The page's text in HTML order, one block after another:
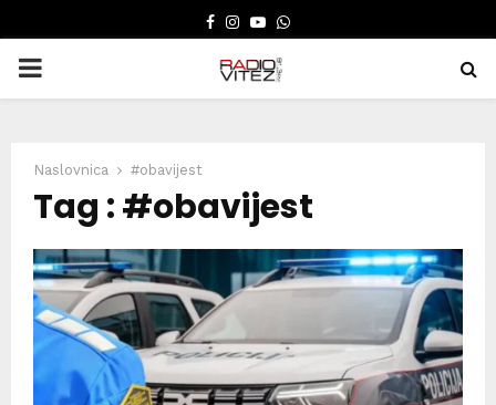
FACEBOOK
INSTAGRAM
YOUTUBE
WHATSAPP
PRIMARY
Naslovnica #obavijest
Tag : #obavijest